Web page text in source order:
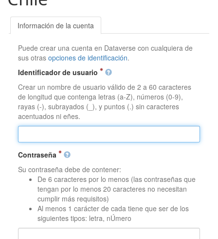
Información de la cuenta
Puede crear una cuenta en Dataverse con cualquiera de
sus otrasopciones de identificación.
Identificador de usuario
Crear un nombre de usuario válido de 2 a 60 caracteres
de longitud que contenga letras (a-Z), números (0-9),
rayas (-), subrayados (_), y puntos (.) sin caracteres
acentuados ni eñes.
Contraseña
Su contraseña debe de contener:
De 6 caracteres por lo menos (las contraseñas que
tengan por lo menos 20 caracteres no necesitan
cumplir más requisitos)
Al menos 1 carácter de cada tiene que ser de los
siguientes tipos: letra, nÚmero